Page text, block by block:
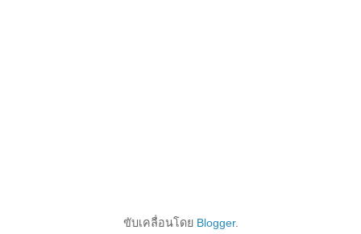
ขับเคลื่อนโดย Blogger.